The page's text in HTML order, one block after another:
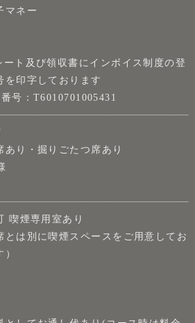
マネー
ト及び領収書にインボイス制度の登
を印字しております
号：T6010701005431
あり・掘りごたつ席あり
喫煙専用室あり
とは別に喫煙スペースをご用意してお